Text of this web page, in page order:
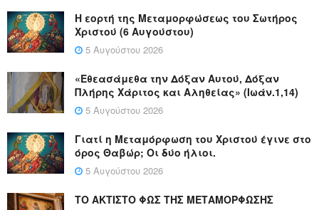
Η εορτή της Μεταμορφώσεως του Σωτήρος
Χριστού (6 Αυγούστου)
5 Αυγούστου 2026
«Εθεασάμεθα την Δόξαν Αυτού, Δόξαν
Πλήρης Χάριτος και Αληθείας» (Ιωάν.1,14)
5 Αυγούστου 2026
Γιατί η Μεταμόρφωση του Χριστού έγινε στο
όρος Θαβώρ; Οι δύο ήλιοι.
5 Αυγούστου 2026
ΤΟ ΑΚΤΙΣΤΟ ΦΩΣ ΤΗΣ ΜΕΤΑΜΟΡΦΩΣΗΣ